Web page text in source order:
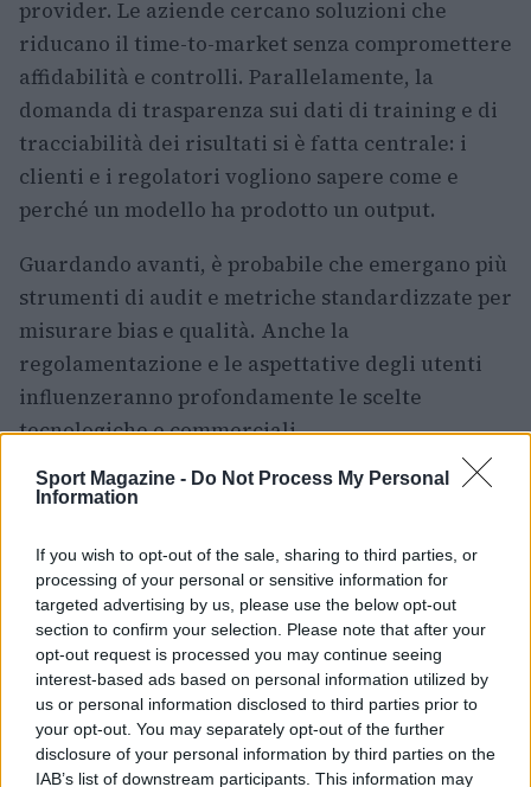
Sport Magazine - Do Not Process My Personal
Information
If you wish to opt-out of the sale, sharing to third parties, or
processing of your personal or sensitive information for
targeted advertising by us, please use the below opt-out
section to confirm your selection. Please note that after your
opt-out request is processed you may continue seeing
interest-based ads based on personal information utilized by
us or personal information disclosed to third parties prior to
your opt-out. You may separately opt-out of the further
disclosure of your personal information by third parties on the
IAB’s list of downstream participants. This information may
provider. Le aziende cercano soluzioni che
riducano il time-to-market senza compromettere
affidabilità e controlli. Parallelamente, la
domanda di trasparenza sui dati di training e di
tracciabilità dei risultati si è fatta centrale: i
clienti e i regolatori vogliono sapere come e
perché un modello ha prodotto un output.
Guardando avanti, è probabile che emergano più
strumenti di audit e metriche standardizzate per
misurare bias e qualità. Anche la
regolamentazione e le aspettative degli utenti
influenzeranno profondamente le scelte
tecnologiche e commerciali.
Evoluzione tecnica prevista
soglie importanti in termini di parametri e
capacità, ma la tendenza non è solo aumentare la
scala. Le ottimizzazioni per inferenza
(quantizzazione, pruning, acceleratori
hardware) stanno rendendo l’uso pratico più
sostenibile. Nei prossimi 2–3 anni è plausibile
una diffusione maggiore di approcci ibridi che